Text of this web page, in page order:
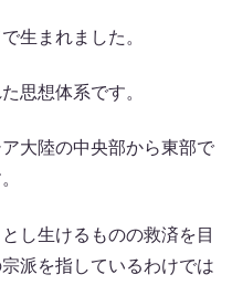
生まれました。
思想体系です。
大陸の中央部から東部で
し生けるものの救済を目
派を指しているわけでは